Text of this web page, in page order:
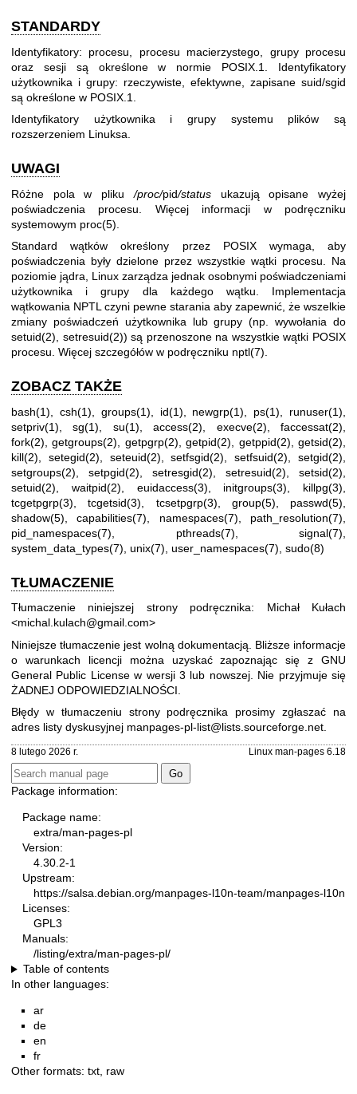
STANDARDY
Identyfikatory: procesu, procesu macierzystego, grupy procesu
oraz sesji są określone w normie POSIX.1. Identyfikatory
użytkownika i grupy: rzeczywiste, efektywne, zapisane suid/sgid
są określone w POSIX.1.
Identyfikatory użytkownika i grupy systemu plików są
rozszerzeniem Linuksa.
UWAGI
Różne pola w pliku/proc/pid/statusukazują opisane wyżej
poświadczenia procesu. Więcej informacji w podręczniku
systemowym proc(5)
Standard wątków określony przez POSIX wymaga, aby
poświadczenia były dzielone przez wszystkie wątki procesu. Na
poziomie jądra, Linux zarządza jednak osobnymi poświadczeniami
użytkownika i grupy dla każdego wątku. Implementacja
wątkowania NPTL czyni pewne starania aby zapewnić, że wszelkie
zmiany poświadczeń użytkownika lub grupy (np. wywołania do
setuid(2)
setresuid(2)) są przenoszone na wszystkie wątki POSIX
procesu. Więcej szczegółów w podręczniku nptl(7)
ZOBACZ TAKŻE
bash(1) csh(1) groups(1) id(1) newgrp(1) ps(1) runuser(1)
setpriv(1) ,sg(1) su(1) ,access(2) execve(2) ,faccessat(2)
fork(2) ,getgroups(2) getpgrp(2) ,getpid(2) getppid(2) ,getsid(2)
kill(2)
setegid(2) seteuid(2) ,setfsgid(2) ,setfsuid(2) ,setgid(2)
setgroups(2)
setpgid(2) setresgid(2) setresuid(2) setsid(2)
setuid(2)
waitpid(2) euidaccess(3) initgroups(3) killpg(3)
tcgetpgrp(3) ,tcgetsid(3) tcsetpgrp(3) group(5) passwd(5)
shadow(5) ,capabilities(7) namespaces(7) path_resolution(7)
pid_namespaces(7)
pthreads(7) signal(7)
system_data_types(7) unix(7) user_namespaces(7) sudo(8)
TŁUMACZENIE
Tłumaczenie niniejszej strony podręcznika: Michał Kułach
<michal.kulach@gmail.com>
Niniejsze tłumaczenie jest wolną dokumentacją. Bliższe informacje
o warunkach licencji można uzyskać zapoznając się z GNU
General Public License w wersji 3 lub nowszej. Nie przyjmuje się
ŻADNEJ ODPOWIEDZIALNOŚCI.
Błędy w tłumaczeniu strony podręcznika prosimy zgłaszać na
adres listy dyskusyjnej manpages-pl-list@lists.sourceforge.net
8 lutego 2026 r. Linux man-pages 6.18
Package information:
Package name:
extra/man-pages-pl
Version:
4.30.2-1
Upstream:
https://salsa.debian.org/manpages-l10n-team/manpages-l10n
Licenses:
GPL3
Manuals:
/listing/extra/man-pages-pl/
Table of contents
In other languages:
ar
de
en
fr
Other formats: txt, raw